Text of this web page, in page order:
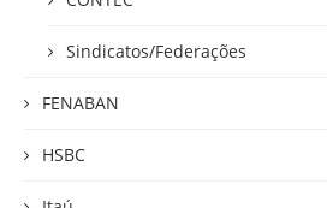
Sindicatos/Federações
FENABAN
HSBC